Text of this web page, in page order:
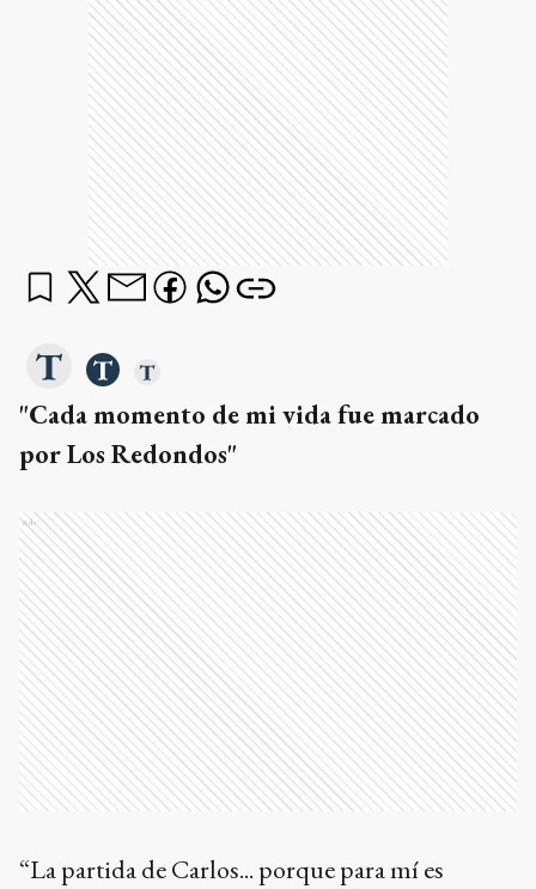
"Cada momento de mi vida fue marcado
por Los Redondos"
Ads
“La partida de Carlos... porque para mí es